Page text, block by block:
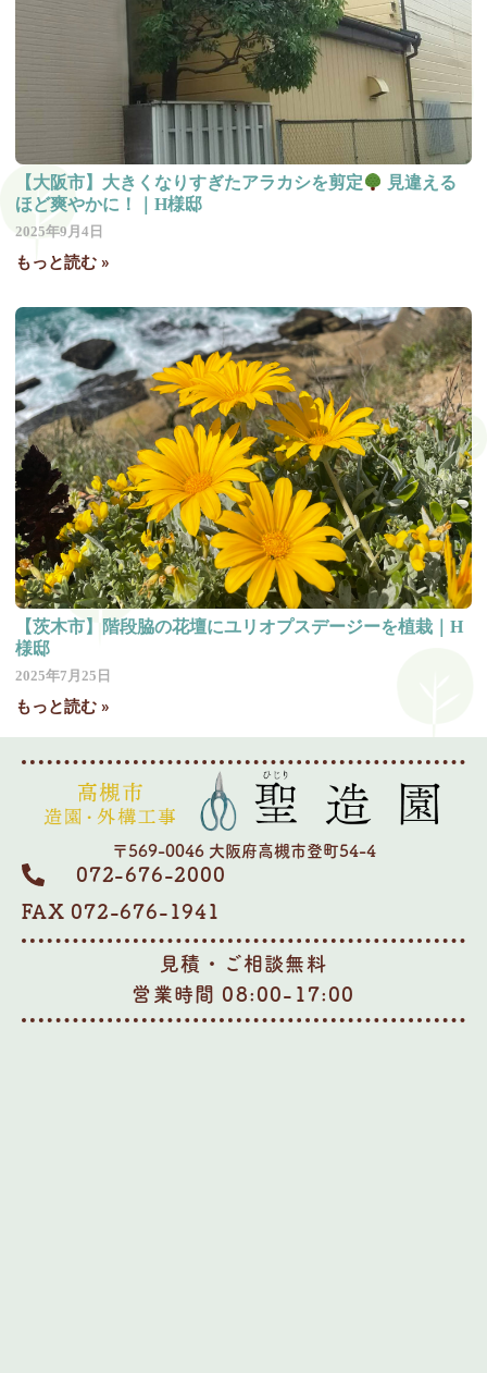
【大阪市】大きくなりすぎたアラカシを剪定
見違える
ほど爽やかに！｜H様邸
2025年9月4日
もっと読む »
【茨木市】階段脇の花壇にユリオプスデージーを植栽｜H
様邸
2025年7月25日
もっと読む »
〒569-0046 大阪府高槻市登町54-4
072-676-2000
FAX 072-676-1941
見積・ご相談無料
営業時間 08:00-17:00